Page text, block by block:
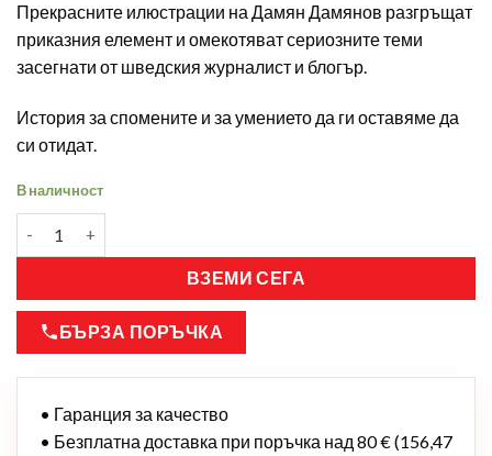
Прекрасните илюстрации на Дамян Дамянов разгръщат
приказния елемент и омекотяват сериозните теми
засегнати от шведския журналист и блогър.
История за спомените и за умението да ги оставяме да
си отидат.
В наличност
ВЗЕМИ СЕГА
БЪРЗА ПОРЪЧКА
• Гаранция за качество
• Безплатна доставка при поръчка над 80 € (156,47